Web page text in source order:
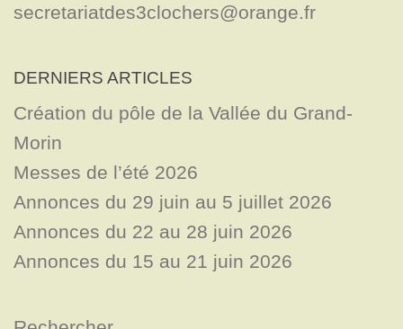
secretariatdes3clochers@orange.fr
DERNIERS ARTICLES
Création du pôle de la Vallée du Grand-
Morin
Messes de l’été 2026
Annonces du 29 juin au 5 juillet 2026
Annonces du 22 au 28 juin 2026
Annonces du 15 au 21 juin 2026